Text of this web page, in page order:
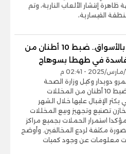
إنتشار الألعاب النارية، وتم
القيسارية،
قبل طرحها بالأسواق.. ضبط 10 أطنان من
في طهطا بسوهاج
دويدار وكيل وزارة الصحة
بسوهاج، عن ضبط 10 أطنان من المخللات
يكثر الإقبال عليها خلال الشهر
تصنيع وتجهيز وبيع المخللات
استمرار الحملات بجميع مراكز
مكثفة لردع المخالفين. وأوضح
معلومات عن وجود كميات